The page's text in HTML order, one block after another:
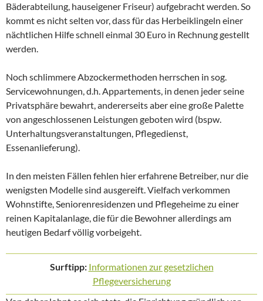
Bäderabteilung, hauseigener Friseur) aufgebracht werden. So
kommt es nicht selten vor, dass für das Herbeiklingeln einer
nächtlichen Hilfe schnell einmal 30 Euro in Rechnung gestellt
werden.
Noch schlimmere Abzockermethoden herrschen in sog.
Servicewohnungen, d.h. Appartements, in denen jeder seine
Privatsphäre bewahrt, andererseits aber eine große Palette
von angeschlossenen Leistungen geboten wird (bspw.
Unterhaltungsveranstaltungen, Pflegedienst,
Essenanlieferung).
In den meisten Fällen fehlen hier erfahrene Betreiber, nur die
wenigsten Modelle sind ausgereift. Vielfach verkommen
Wohnstifte, Seniorenresidenzen und Pflegeheime zu einer
reinen Kapitalanlage, die für die Bewohner allerdings am
heutigen Bedarf völlig vorbeigeht.
Surftipp: Informationen zur gesetzlichen
Pflegeversicherung